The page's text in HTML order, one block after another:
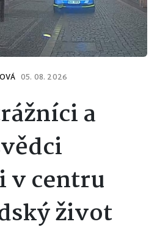
05. 08. 2026
a
v centru
život